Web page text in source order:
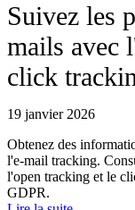
Suivez les
mails avec
click
19 janvier 2026
Obtenez des
l'e-mail tracking.
l'open tracking et le
GDPR.